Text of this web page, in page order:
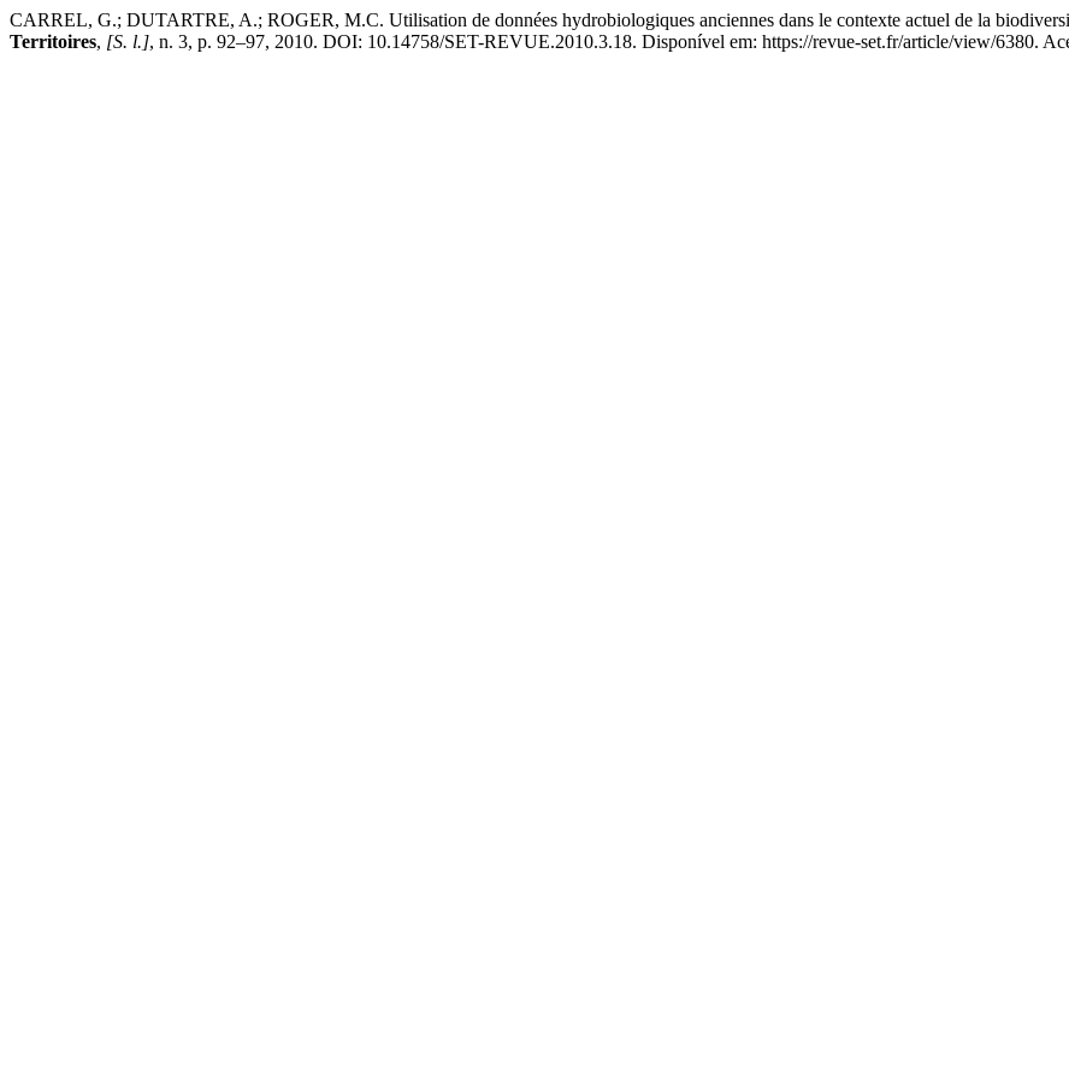
CARREL, G.; DUTARTRE, A.; ROGER, M.C. Utilisation de données hydrobiologiques anciennes dans le contexte actuel de la
Territoires, [S. l.], n. 3, p. 92–97, 2010. DOI: 10.14758/SET-REVUE.2010.3.18. Disponível em: https://revue-set.fr/article/view/6380.